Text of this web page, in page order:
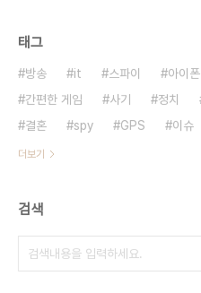
태그
방송 it 스파이 아이폰
간편한 게임
사기 정치
결혼
spy GPS 이슈
더보기
검색